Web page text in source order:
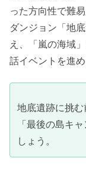
った方向性で難
ダンジョン「地
え、「嵐の海域
話イベントを進
地底遺跡に挑
「最後の島キ
しょう。